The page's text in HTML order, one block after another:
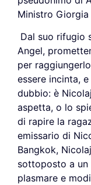
Ministro Giorgia
Dal suo rifugio
Angel,
per
essere incinta,
dubbio: è
aspetta, o lo
di rapire la
emissario di
Bangkok,
sottoposto a un
plasmare e